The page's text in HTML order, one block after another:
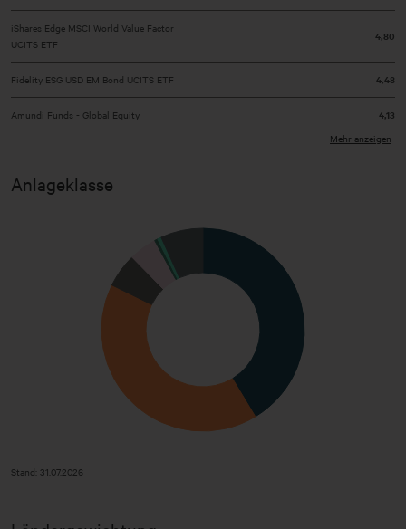
iShares Edge MSCI World Value Factor
UCITS ETF
4,80
Fidelity ESG USD EM Bond UCITS ETF 4,48
Amundi Funds - Global Equity 4,13
Mehr anzeigen
Anlageklasse
Stand: 31.07.2026